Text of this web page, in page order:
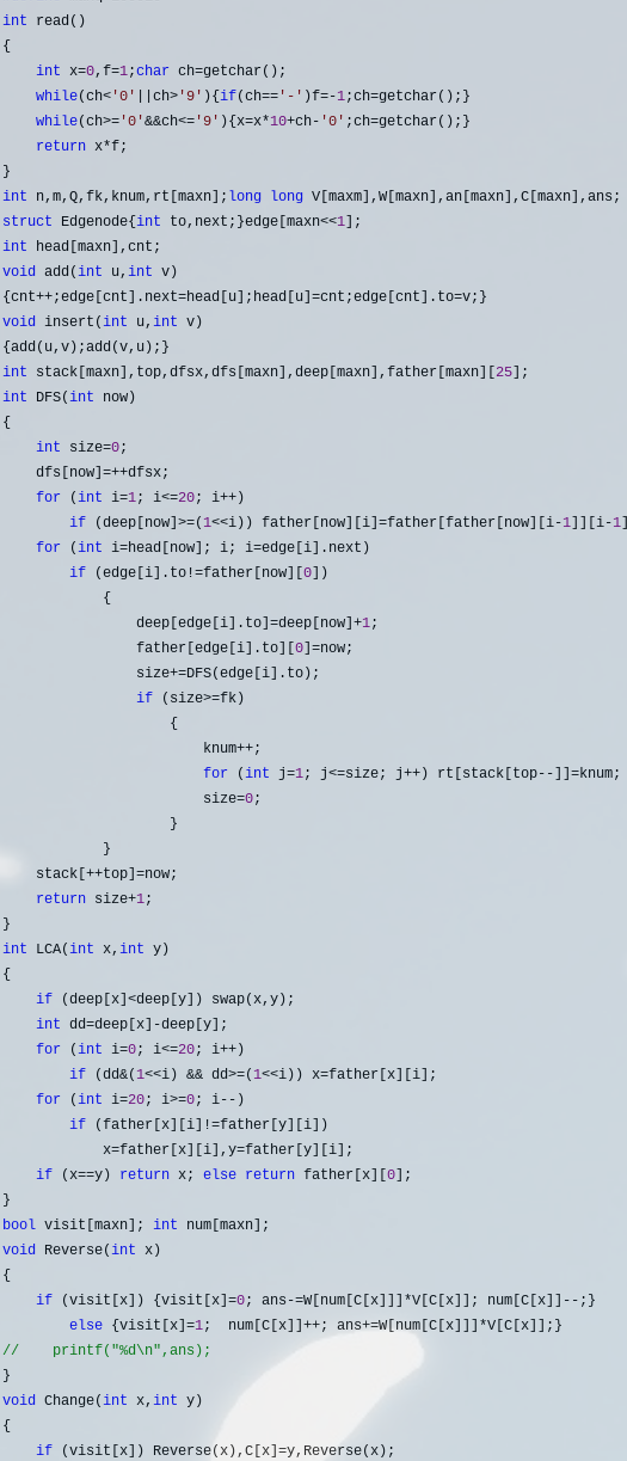
int read()
{
int x=0,f=1;char ch=getchar();
while(ch<'0' ||ch>'9' ){ if(ch==' - ' )f=-1;ch=getchar();}
while(ch>='0'&&ch<='9' ){x=x*10+ch- '0' ;ch=getchar();}
return x*f;
int n,m,Q,fk,knum,rt[maxn]; long long
struct Edgenode{ int to,next;}edge[maxn<<1
int
void add(int u, int v)
{cnt++;edge[cnt].next=head[u];head[u]=cnt;edge[cnt].to=
void insert(int u, int v)
int stack[maxn],top,dfsx,dfs[maxn],deep[maxn],father[maxn][ 25
int DFS(int now)
{
int size=0;
    dfs[now]
=++dfsx;
for (int i=1; i<=20; i++)
if (deep[now]>=( 1<<i)) father[now][i]=father[father[now][i-1]][i-1
for (int i=head[now]; i; i=edge[i].next)
if (edge[i].to!=father[now][ 0])
            {
                deep[edge[i].to]
=deep[now]+1;
                father[edge[i].to][
0]=now;
                size
+=DFS(edge[i].to);
if (size>=fk)
                    {
                        knum
++;
for (int j=1; j<=size; j++) rt[stack[top--]]=knum;
                        size
=0;
                    }
            }
    stack[
++top]=now;
return size+1;
int LCA(int x, int y)
{
if (deep[x]<deep[y]) swap(x,y);
int dd=deep[x]-deep[y];
for (int i=0; i<=20; i++)
if (dd&( 1<<i) && dd>=( 1<<i)) x=father[x][i];
for (int i=20; i>=0; i-- )
if (father[x][i]!=father[y][i])
            x
=father[x][i],y=father[y][i];
if (x==y) return x; else return father[x][ 0];
bool visit[maxn]; int
void Reverse(int x)
{
if (visit[x]) {visit[x]=0; ans-=W[num[C[x]]]*V[C[x]]; num[C[x]]-- ;}
else {visit[x]=1;  num[C[x]]++; ans+=W[num[C[x]]]*
//
    printf("%d\n",ans);
void Change(int x, int y)
{
if (visit[x]) Reverse(x),C[x]=y,Reverse(x);